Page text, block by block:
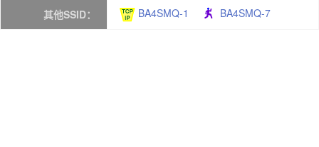
其他SSID： BA4SMQ-1 BA4SMQ-7